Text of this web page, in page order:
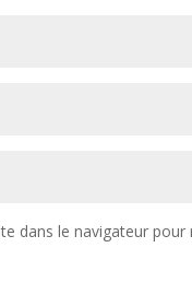
dans le navigateur